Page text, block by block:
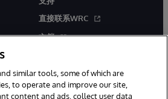
直接联系WRC
文档
similar tools, some of which are
to operate and improve our site,
content and ads, collect user data